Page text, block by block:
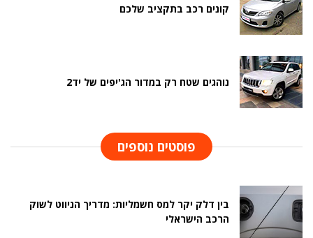
קונים רכב בתקציב שלכם
נוהגים שטח רק במדור הג'יפים של יד2
פוסטים נוספים
בין דלק יקר למס חשמליות: מדריך הניווט לשוק
הרכב הישראלי